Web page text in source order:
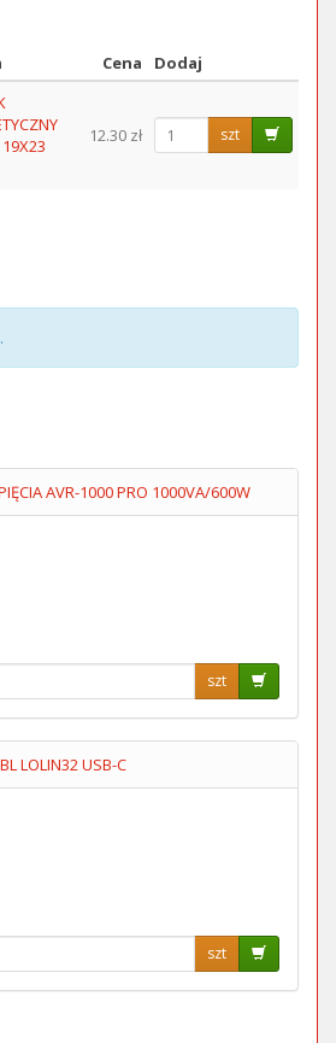
Cena
Dodaj
12.30 zł szt
AVR-1000 PRO 1000VA/600W
szt
LOLIN32 USB-C
szt